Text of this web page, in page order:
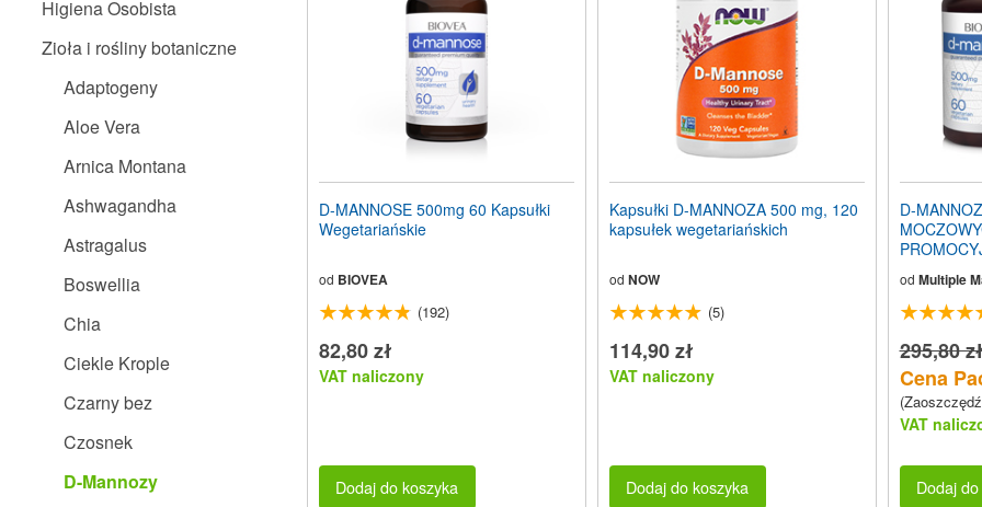
niedowidzących,
korzystają
klawisze
otworzyć
ułatwień
dostępu.
Higiena Osobista
Zioła i rośliny botaniczne
Adaptogeny
Aloe Vera
Arnica Montana
Ashwagandha
Astragalus
Boswellia
Chia
Ciekle Krople
Czarny bez
Czosnek
D-Mannozy
D-MANNOSE 500mg 60 Kapsułki
Wegetariańskie
od BIOVEA
(192)
82,80 zł
VAT naliczony
Dodaj do koszyka
Kapsułki D-MANNOZA 500 mg, 120
kapsułek wegetariańskich
od NOW
(5)
114,90 zł
VAT naliczony
Dodaj do koszyka
D-
od Multiple
295,80
Cena
VAT
Dodaj